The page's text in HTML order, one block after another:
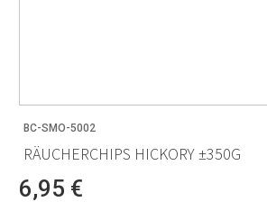
BC-SMO-5002
RÄUCHERCHIPS HICKORY ±350G
6,95 €